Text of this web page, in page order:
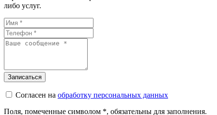
либо услуг.
Согласен на обработку персональных данных
Поля, помеченные символом *, обязательны для заполнения.